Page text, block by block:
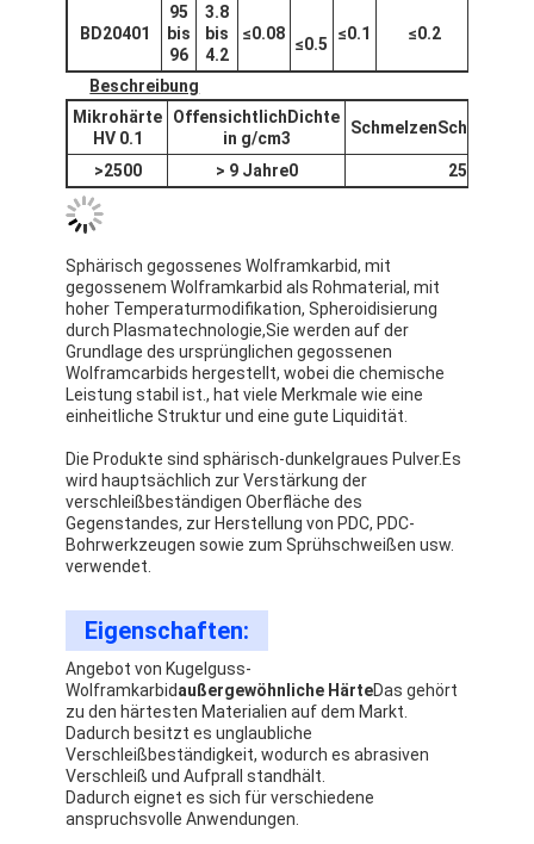
BD20401
95
bis
96
3.8
bis
4.2
≤0.08
≤0.5
≤0.1 ≤0.2
Beschreibung
Mikrohärte
HV 0.1
Offensichtlich Dichte
in g/cm3
SchmelzenSchlechte
>2500 > 9 Jahre0 2525
Sphärisch gegossenes Wolframkarbid, mit
gegossenem Wolframkarbid als Rohmaterial, mit
hoher Temperaturmodifikation, Spheroidisierung
durch Plasmatechnologie,Sie werden auf der
Grundlage des ursprünglichen gegossenen
Wolframcarbids hergestellt, wobei die chemische
Leistung stabil ist., hat viele Merkmale wie eine
einheitliche Struktur und eine gute Liquidität.
Die Produkte sind sphärisch-dunkelgraues Pulver.Es
wird hauptsächlich zur Verstärkung der
verschleißbeständigen Oberfläche des
Gegenstandes, zur Herstellung von PDC, PDC-
Bohrwerkzeugen sowie zum Sprühschweißen usw.
verwendet.
Eigenschaften:
Angebot von Kugelguss-
Wolframkarbidaußergewöhnliche HärteDas gehört
zu den härtesten Materialien auf dem Markt.
Dadurch besitzt es unglaubliche
Verschleißbeständigkeit, wodurch es abrasiven
Verschleiß und Aufprall standhält.
Dadurch eignet es sich für verschiedene
anspruchsvolle Anwendungen.